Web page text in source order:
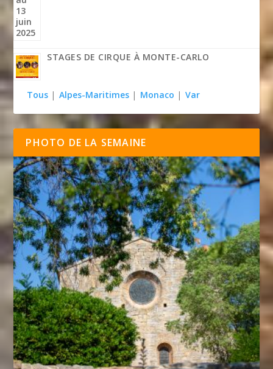
STAGES DE CIRQUE À MONTE-CARLO
Tous | Alpes-Maritimes | Monaco | Var
PHOTO DE LA SEMAINE